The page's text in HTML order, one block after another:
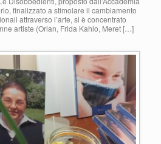
finalizzato a stimolare il cambiamento
attraverso l’arte, si è concentrato
artiste (Orlan, Frida Kahlo, Meret […]